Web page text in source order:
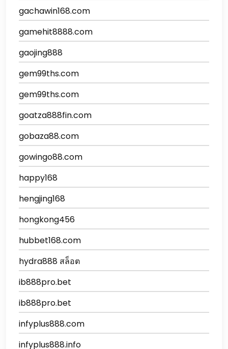
gachawin168.com
gamehit8888.com
gaojing888
gem99ths.com
gem99ths.com
goatza888fin.com
gobaza88.com
gowingo88.com
happy168
hengjing168
hongkong456
hubbet168.com
hydra888 สล็อต
ib888pro.bet
ib888pro.bet
infyplus888.com
infyplus888.info